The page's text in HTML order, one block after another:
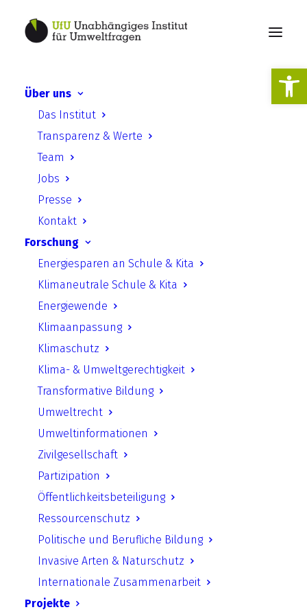
Über uns
Das Institut
Transparenz & Werte
Team
Jobs
Presse
Kontakt
Forschung
Energiesparen an Schule & Kita
Klimaneutrale Schule & Kita
Energiewende
Klimaanpassung
Klimaschutz
Klima- & Umweltgerechtigkeit
Transformative Bildung
Umweltrecht
Umweltinformationen
Zivilgesellschaft
Partizipation
Öffentlichkeitsbeteiligung
Ressourcenschutz
Politische und Berufliche Bildung
Invasive Arten & Naturschutz
Internationale Zusammenarbeit
Projekte
Gebietsfremde Baumarten
in Städten – Pro und Contra
am Beispiel der Stadt
Halle/Saale
Gebietsfremde Baumarten in
Städten – Pro und Contra am
Beispiel der Stadt Halle/Saale